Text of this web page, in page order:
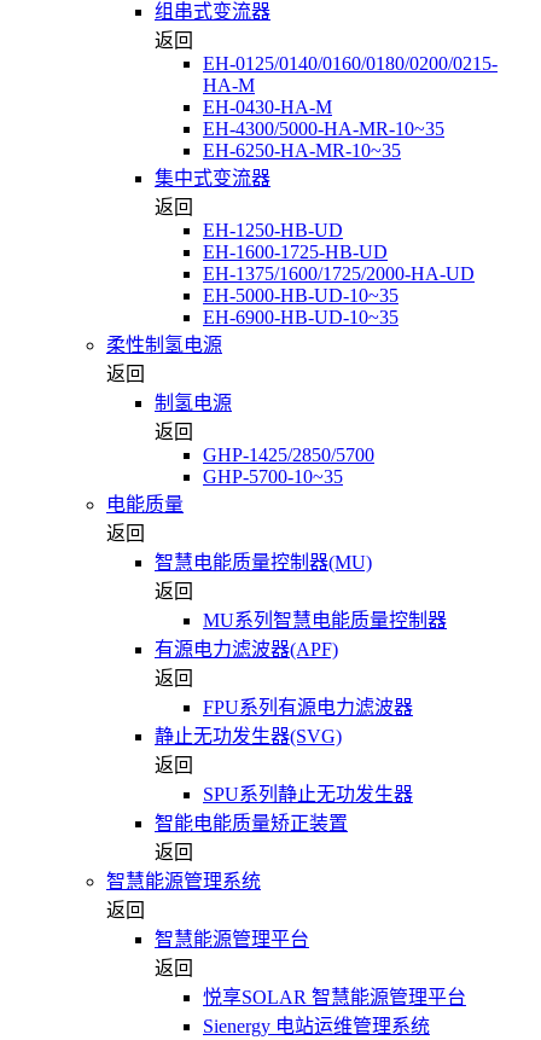
组串式变流器
返回
EH-0125/0140/0160/0180/0200/0215-
HA-M
EH-0430-HA-M
EH-4300/5000-HA-MR-10~35
EH-6250-HA-MR-10~35
集中式变流器
返回
EH-1250-HB-UD
EH-1600-1725-HB-UD
EH-1375/1600/1725/2000-HA-UD
EH-5000-HB-UD-10~35
EH-6900-HB-UD-10~35
柔性制氢电源
返回
制氢电源
返回
GHP-1425/2850/5700
GHP-5700-10~35
电能质量
返回
智慧电能质量控制器(MU)
返回
MU系列智慧电能质量控制器
有源电力滤波器(APF)
返回
FPU系列有源电力滤波器
静止无功发生器(SVG)
返回
SPU系列静止无功发生器
智能电能质量矫正装置
返回
智慧能源管理系统
返回
智慧能源管理平台
返回
悦享SOLAR 智慧能源管理平台
Sienergy 电站运维管理系统